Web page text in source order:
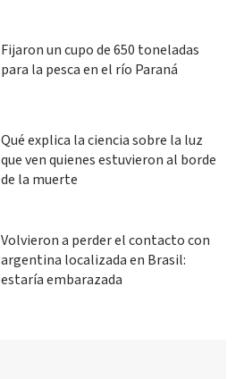
Fijaron un cupo de 650 toneladas
para la pesca en el río Paraná
Qué explica la ciencia sobre la luz
que ven quienes estuvieron al borde
de la muerte
Volvieron a perder el contacto con
argentina localizada en Brasil:
estaría embarazada